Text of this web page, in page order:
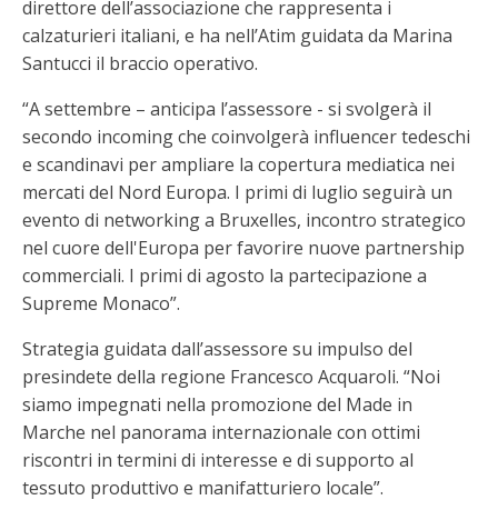
direttore dell’associazione che rappresenta i
calzaturieri italiani, e ha nell’Atim guidata da Marina
Santucci il braccio operativo.
“A settembre – anticipa l’assessore - si svolgerà il
secondo incoming che coinvolgerà influencer tedeschi
e scandinavi per ampliare la copertura mediatica nei
mercati del Nord Europa. I primi di luglio seguirà un
evento di networking a Bruxelles, incontro strategico
nel cuore dell'Europa per favorire nuove partnership
commerciali. I primi di agosto la partecipazione a
Supreme Monaco”.
Strategia guidata dall’assessore su impulso del
presindete della regione Francesco Acquaroli. “Noi
siamo impegnati nella promozione del Made in
Marche nel panorama internazionale con ottimi
riscontri in termini di interesse e di supporto al
tessuto produttivo e manifatturiero locale”.